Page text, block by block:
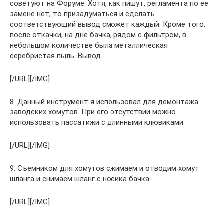
советуют на Форуме. Хотя, как пишут, регламента по ее
замене нет, то призадуматься и сделать
соответствующий вывод сможет каждый. Кроме того,
после откачки, на дне бачка, рядом с фильтром, в
небольшом количестве была металлическая
серебристая пыль. Вывод….
[/URL][/IMG]
8. Данный инструмент я использовал для демонтажа
заводских хомутов. При его отсутствии можно
использовать пассатижи с длинными клювиками.
[/URL][/IMG]
9. Съемником для хомутов сжимаем и отводим хомут
шланга и снимаем шланг с носика бачка.
[/URL][/IMG]